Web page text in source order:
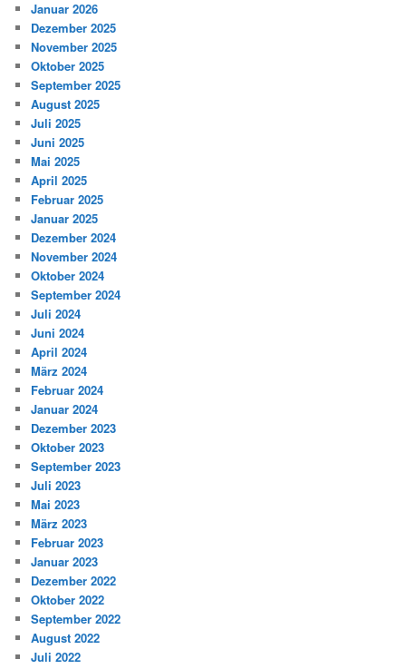
Januar 2026
Dezember 2025
November 2025
Oktober 2025
September 2025
August 2025
Juli 2025
Juni 2025
Mai 2025
April 2025
Februar 2025
Januar 2025
Dezember 2024
November 2024
Oktober 2024
September 2024
Juli 2024
Juni 2024
April 2024
März 2024
Februar 2024
Januar 2024
Dezember 2023
Oktober 2023
September 2023
Juli 2023
Mai 2023
März 2023
Februar 2023
Januar 2023
Dezember 2022
Oktober 2022
September 2022
August 2022
Juli 2022